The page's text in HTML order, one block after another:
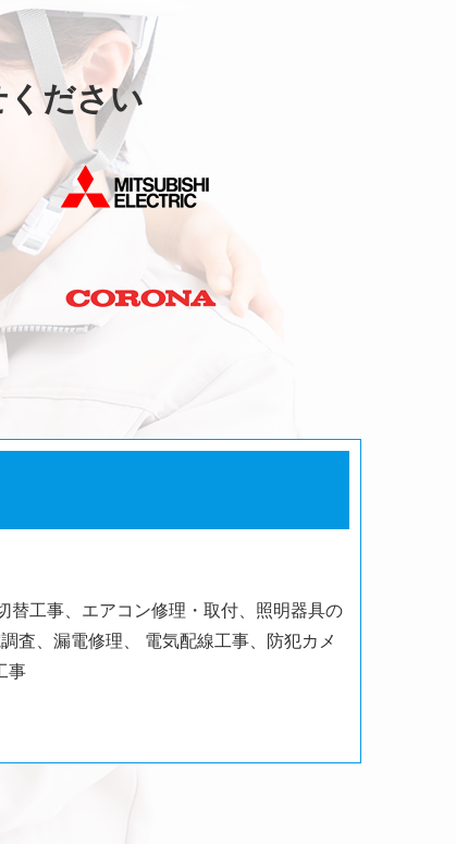
ださい
替工事、エアコン修理・取付、照明器具の
査、漏電修理、 電気配線工事、防犯カメ
事